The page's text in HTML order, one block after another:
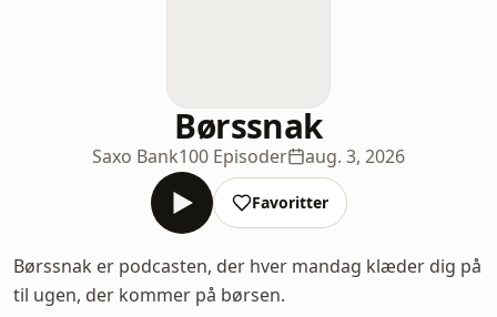
Børssnak
Saxo Bank100 Episoder aug. 3, 2026
Favoritter
Børssnak er podcasten, der hver mandag klæder dig på
til ugen, der kommer på børsen.